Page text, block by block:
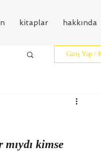
kitaplar hakkında
Giriş Yap /
kimse